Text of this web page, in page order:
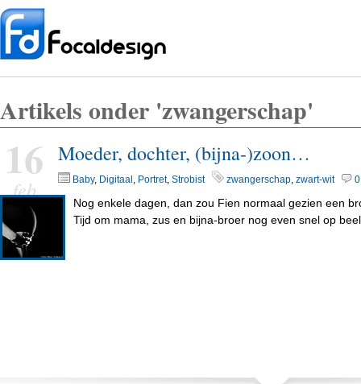
Artikels onder 'zwangerschap'
Moeder, dochter, (bijna-)zoon…
Baby, Digitaal , Portret, Strobist zwangerschap, zwart-wit
16
feb
Nog enkele dagen, dan zou Fien normaal gezien een
Tijd om mama, zus en bijna-broer nog even snel op